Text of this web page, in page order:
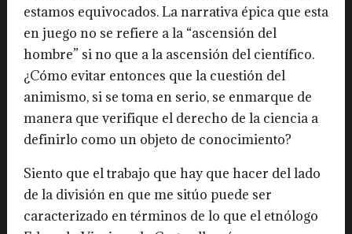
estamos equivocados. La narrativa épica que esta
en juego no se refiere a la “ascensión del
hombre” si no que a la ascensión del científico.
¿Cómo evitar entonces que la cuestión del
animismo, si se toma en serio, se enmarque de
manera que verifique el derecho de la ciencia a
definirlo como un objeto de conocimiento?
Siento que el trabajo que hay que hacer del lado
de la división en que me sitúo puede ser
caracterizado en términos de lo que el etnólogo